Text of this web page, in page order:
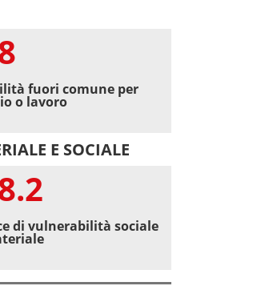
fuori comune per
o lavoro
E SOCIALE
di vulnerabilità sociale